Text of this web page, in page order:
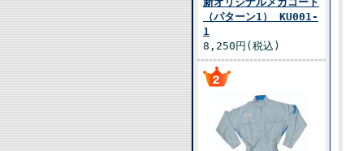
（パターン1） KU001-
1
8,250円(税込)